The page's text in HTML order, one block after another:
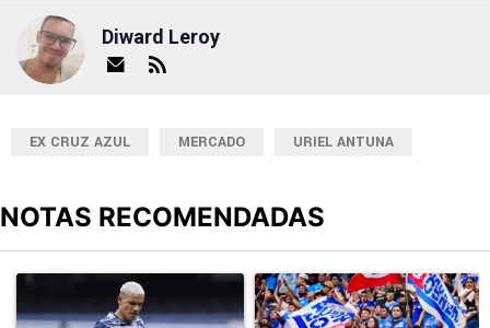
Diward Leroy
EX CRUZ AZUL MERCADO URIEL ANTUNA
NOTAS RECOMENDADAS
Un artículo de tendencia con el título "Revelan un detalle clave
Un artículo de tendencia con el